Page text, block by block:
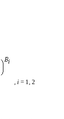
, i = 1, 2